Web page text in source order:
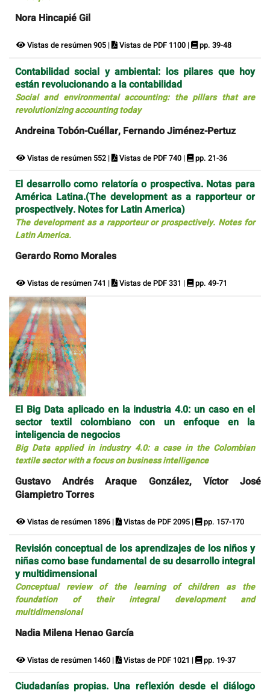
Nora Hincapié Gil
Vistas de resúmen 905 | Vistas de PDF 1100 | pp. 39-48
Contabilidad social y ambiental: los pilares que hoy
están revolucionando a la contabilidad
Social and environmental accounting: the pillars that are
revolutionizing accounting today
Andreina Tobón-Cuéllar, Fernando Jiménez-Pertuz
Vistas de resúmen 552 | Vistas de PDF 740 | pp. 21-36
El desarrollo como relatoría o prospectiva. Notas para
América Latina.(The development as a rapporteur or
prospectively. Notes for Latin America)
The development as a rapporteur or prospectively. Notes for
Latin America.
Gerardo Romo Morales
Vistas de resúmen 741 | Vistas de PDF 331 | pp. 49-71
El Big Data aplicado en la industria 4.0: un caso en el
sector textil colombiano con un enfoque en la
inteligencia de negocios
Big Data applied in industry 4.0: a case in the Colombian
textile sector with a focus on business intelligence
Gustavo Andrés Araque González, Víctor José
Giampietro Torres
Vistas de resúmen 1896 | Vistas de PDF 2095 | pp. 157-170
Revisión conceptual de los aprendizajes de los niños y
niñas como base fundamental de su desarrollo integral
y multidimensional
Conceptual review of the learning of children as the
foundation of their integral development and
multidimensional
Nadia Milena Henao García
Vistas de resúmen 1460 | Vistas de PDF 1021 | pp. 19-37
Ciudadanías propias. Una reflexión desde el diálogo